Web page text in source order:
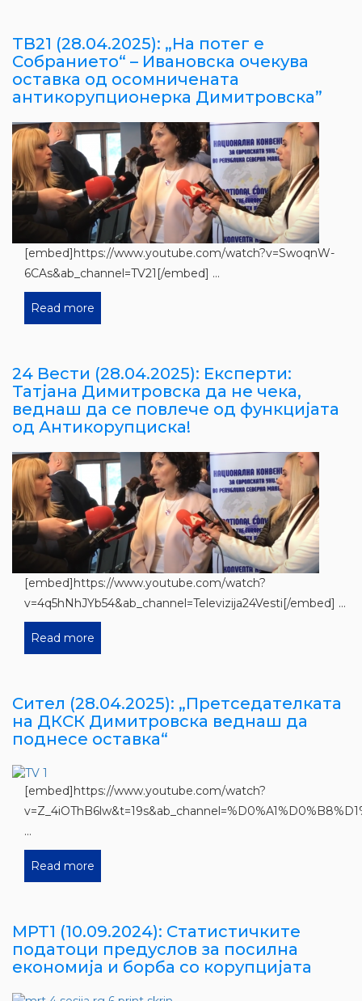
ТВ21 (28.04.2025): „На потег е
Собранието“ – Ивановска очекува
оставка од осомничената
антикорупционерка Димитровска”
[embed]https://www.youtube.com/watch?v=SwoqnW-
6CAs&ab_channel=TV21[/embed] ...
Read more
24 Вести (28.04.2025): Експерти:
Татјана Димитровска да не чека,
веднаш да се повлече од функцијата
од Антикорупциска!
[embed]https://www.youtube.com/watch?
v=4q5hNhJYb54&ab_channel=Televizija24Vesti[/embed] ...
Read more
Сител (28.04.2025): „Претседателката
на ДКСК Димитровска веднаш да
поднесе оставка“
[embed]https://www.youtube.com/watch?
...
Read more
МРТ1 (10.09.2024): Статистичките
податоци предуслов за посилна
економија и борба со корупцијата